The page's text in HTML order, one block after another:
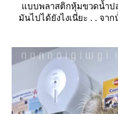
บบพลาสติกหุ้มขวดน้ำปล
มันไปได้ยังไงเนี่ยะ . . จา